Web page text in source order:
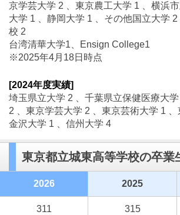
京学芸大学 2 、東京農工大学 1 、横浜
大学 1 、静岡大学 1 、その他国立大学
校 2
台湾清華大学1、Ensign College1
※2025年4月18日時点
[2024年度実績]
埼玉県立大学 2 、千葉県立保健医療大
2 、東京学芸大学 2 、東京芸術大学 1 、
金沢大学 1 、信州大学 4
東京都立城東高等学校の卒業
2026 2025
311 315